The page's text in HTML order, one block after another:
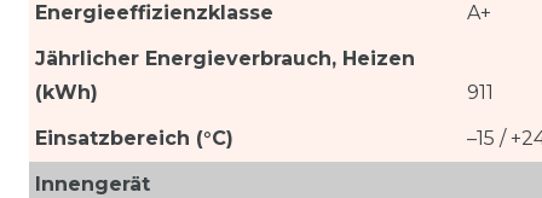
Energieeffizienzklasse
A+
Jährlicher Energieverbrauch, Heizen
(kWh)
911
Einsatzbereich (°C)
–15 /
Innengerät